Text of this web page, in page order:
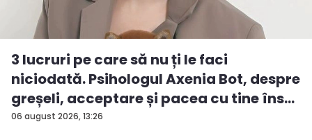
06 august 2026, 13:26
3 lucruri pe care să nu ți le faci
niciodată. Psihologul Axenia Bot, despre
greșeli, acceptare și pacea cu tine îns...